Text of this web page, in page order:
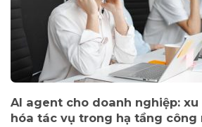
AI agent cho doanh nghiệp:
hóa tác vụ trong hạ tầng công